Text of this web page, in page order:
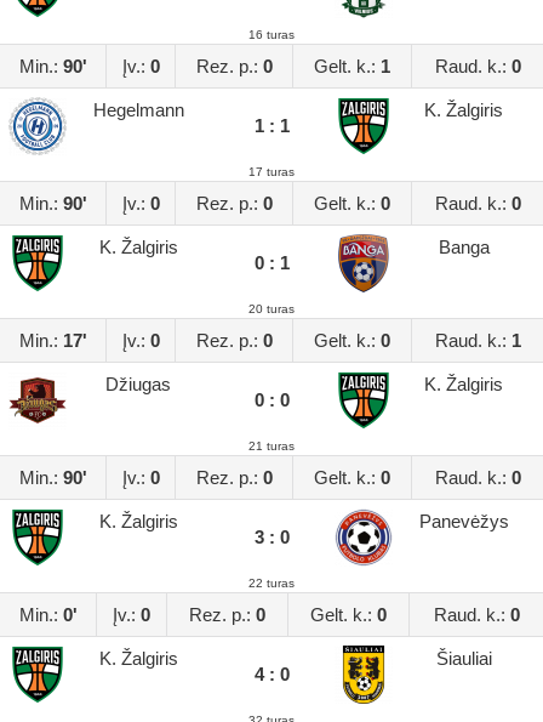
16 turas
Min.: 90' Įv.: 0 Rez. p.: 0 Gelt. k.: 1 Raud. k.: 0
Hegelmann
1 : 1
K. Žalgiris
17 turas
Min.: 90' Įv.: 0 Rez. p.: 0 Gelt. k.: 0 Raud. k.: 0
K. Žalgiris
0 : 1
Banga
20 turas
Min.: 17' Įv.: 0 Rez. p.: 0 Gelt. k.: 0 Raud. k.: 1
Džiugas
0 : 0
K. Žalgiris
21 turas
Min.: 90' Įv.: 0 Rez. p.: 0 Gelt. k.: 0 Raud. k.: 0
K. Žalgiris
3 : 0
Panevėžys
22 turas
Min.: 0' Įv.: 0 Rez. p.: 0 Gelt. k.: 0 Raud. k.: 0
K. Žalgiris
4 : 0
Šiauliai